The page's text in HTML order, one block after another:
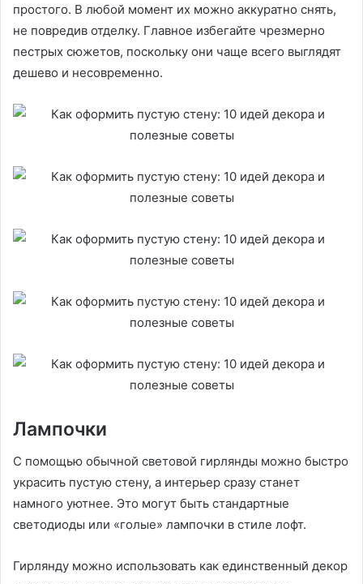
простого. В любой момент их можно аккуратно снять,
не повредив отделку. Главное избегайте чрезмерно
пестрых сюжетов, поскольку они чаще всего выглядят
дешево и несовременно.
Лампочки
С помощью обычной световой гирлянды можно быстро
украсить пустую стену, а интерьер сразу станет
намного уютнее. Это могут быть стандартные
светодиоды или «голые» лампочки в стиле лофт.
Гирлянду можно использовать как единственный декор